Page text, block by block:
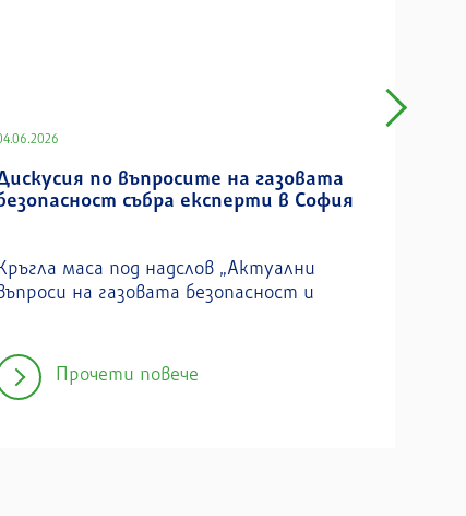
по въпросите на газовата
събра експерти в София
Кръгла маса под надслов „Актуални
на газовата безопасност и
Прочети повече